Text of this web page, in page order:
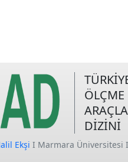
ÖLÇME
DİZİNİ
Ekşi I Marmara Üniversitesi